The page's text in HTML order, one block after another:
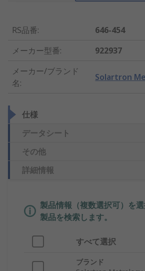
RS品番:
646-454
メーカー型番:
922937
メーカー/ブランド
名:
Solartron
仕様
データシート
その他
詳細情報
製品情報（複数選択可）を
製品を検索します。
すべて選択
ブランド